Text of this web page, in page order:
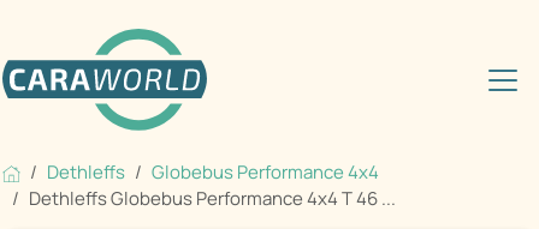
Dethleffs
Globebus Performance 4x4
Dethleffs Globebus Performance 4x4 T 46 ...